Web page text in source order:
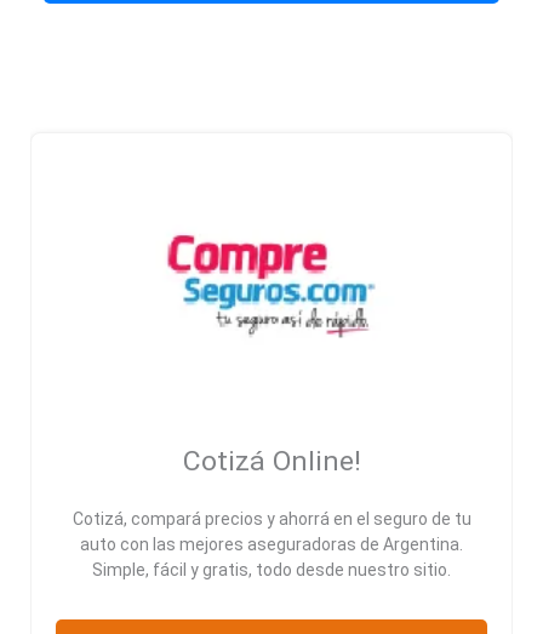
Cotizá Online!
Cotizá, compará precios y ahorrá en el seguro de tu
auto con las mejores aseguradoras de Argentina.
Simple, fácil y gratis, todo desde nuestro sitio.